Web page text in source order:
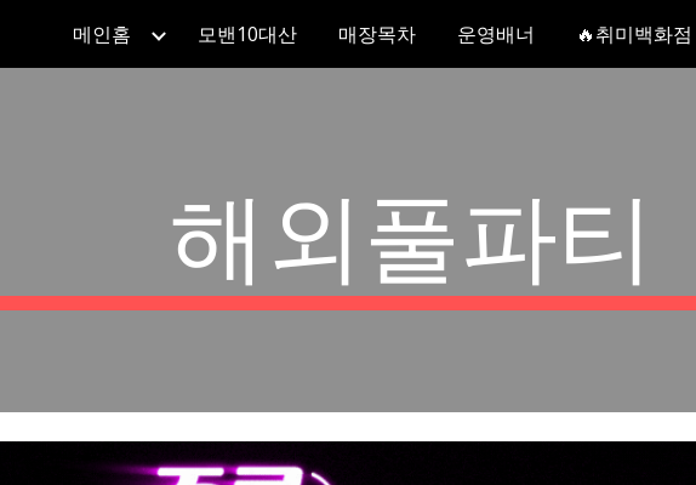
Skip to main content Skip to navigation
메인홈 모밴10대산 매장목차 운영배너 🔥취미백화점
해외풀파티